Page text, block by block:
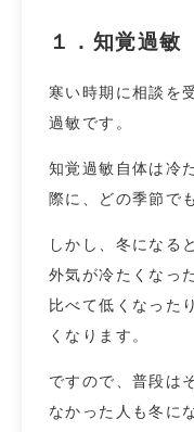
１．知覚過敏
寒い時期に相談を
過敏です。
知覚過敏自体は冷
際に、どの季節で
しかし、冬になる
外気が冷たくなっ
比べて低くなった
くなります。
ですので、普段は
なかった人も冬に